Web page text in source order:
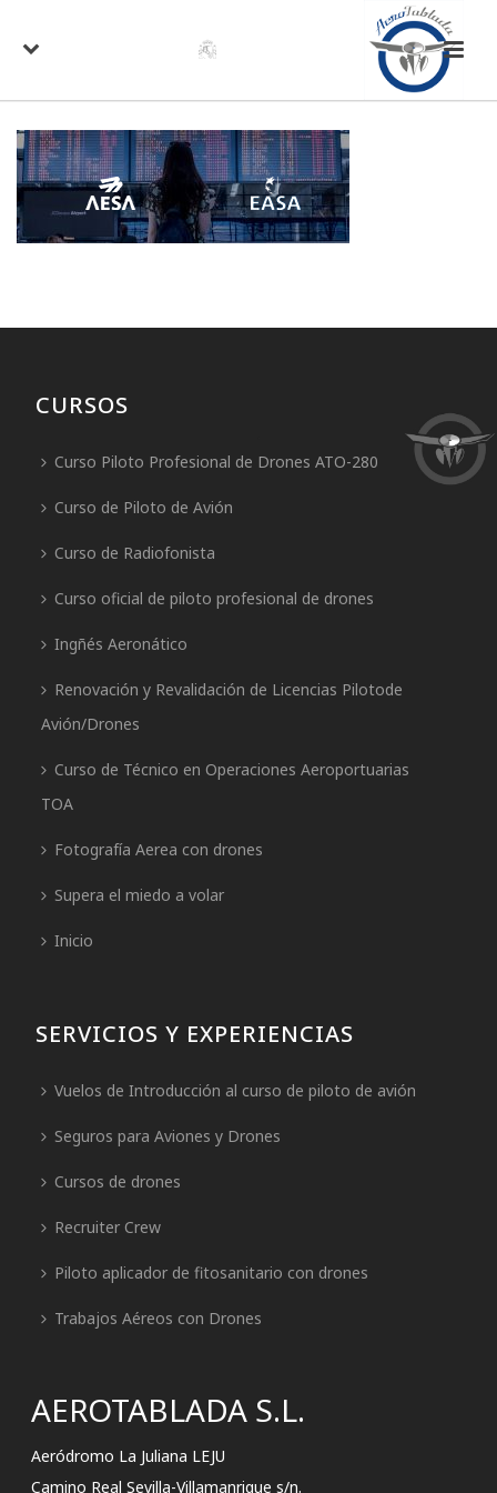
CURSOS
Curso Piloto Profesional de Drones ATO-280
Curso de Piloto de Avión
Curso de Radiofonista
Curso oficial de piloto profesional de drones
Ingñés Aeronático
Renovación y Revalidación de Licencias Pilotode
Avión/Drones
Curso de Técnico en Operaciones Aeroportuarias
TOA
Fotografía Aerea con drones
Supera el miedo a volar
Inicio
SERVICIOS Y EXPERIENCIAS
Vuelos de Introducción al curso de piloto de avión
Seguros para Aviones y Drones
Cursos de drones
Recruiter Crew
Piloto aplicador de fitosanitario con drones
Trabajos Aéreos con Drones
AEROTABLADA S.L.
Aeródromo La Juliana LEJU
Camino Real Sevilla-Villamanrique s/n.